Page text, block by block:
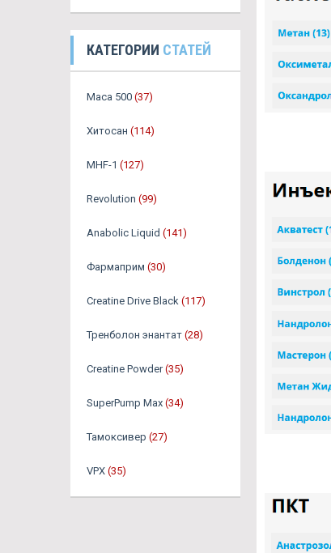
КАТЕГОРИИ СТАТЕЙ
Maca 500 (37)
Хитосан (114)
MHF-1 (127)
Revolution (99)
Anabolic Liquid (141)
Фармаприм (30)
Creatine Drive Black (117)
Тренболон энантат (28)
Creatine Powder (35)
SuperPump Max (34)
Тамоксивер (27)
VPX (35)